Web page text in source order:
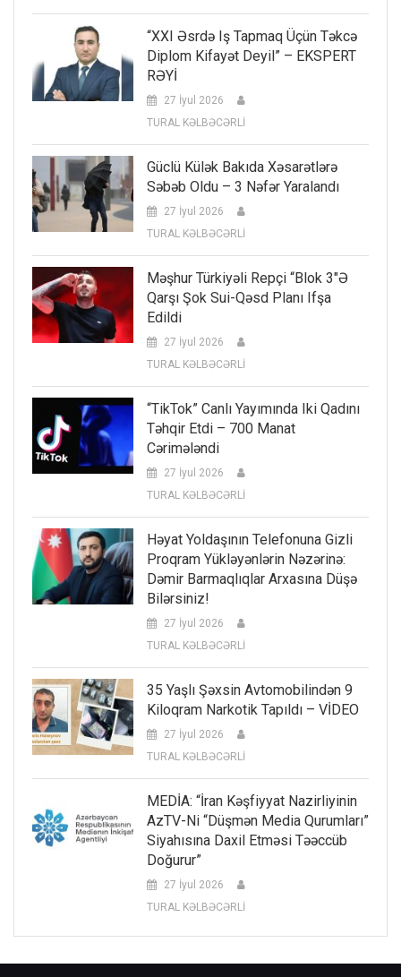
“XXI Əsrdə Iş Tapmaq Üçün Təkcə
Diplom Kifayət Deyil” – EKSPERT
RƏYİ
27 İyul 2026
TURAL KƏLBƏCƏRLİ
Güclü Külək Bakıda Xəsarətlərə
Səbəb Oldu – 3 Nəfər Yaralandı
27 İyul 2026
TURAL KƏLBƏCƏRLİ
Məşhur Türkiyəli Repçi “Blok 3″ə
Qarşı Şok Sui-Qəsd Planı Ifşa
Edildi
27 İyul 2026
TURAL KƏLBƏCƏRLİ
“TikTok” Canlı Yayımında Iki Qadını
Təhqir Etdi – 700 Manat
Cərimələndi
27 İyul 2026
TURAL KƏLBƏCƏRLİ
Həyat Yoldaşının Telefonuna Gizli
Proqram Yükləyənlərin Nəzərinə:
Dəmir Barmaqlıqlar Arxasına Düşə
Bilərsiniz!
27 İyul 2026
TURAL KƏLBƏCƏRLİ
35 Yaşlı Şəxsin Avtomobilindən 9
Kiloqram Narkotik Tapıldı – VİDEO
27 İyul 2026
TURAL KƏLBƏCƏRLİ
MEDİA: “İran Kəşfiyyat Nazirliyinin
AzTV-Ni “düşmən Media Qurumları”
Siyahısına Daxil Etməsi Təəccüb
Doğurur”
27 İyul 2026
TURAL KƏLBƏCƏRLİ